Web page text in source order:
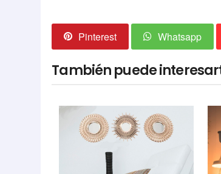
Pinterest Whatsapp
También puede